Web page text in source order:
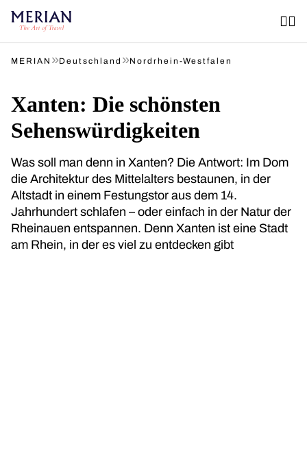
MERIAN »Deutschland »Nordrhein-Westfalen
Xanten: Die schönsten
Sehenswürdigkeiten
Was soll man denn in Xanten? Die Antwort: Im Dom
die Architektur des Mittelalters bestaunen, in der
Altstadt in einem Festungstor aus dem 14.
Jahrhundert schlafen – oder einfach in der Natur der
Rheinauen entspannen. Denn Xanten ist eine Stadt
am Rhein, in der es viel zu entdecken gibt